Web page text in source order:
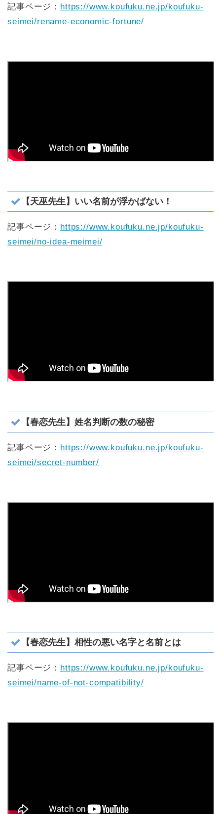
記事ページ： https://www.koufuku.ne.jp/koufuku-
seimei/rename-economic-fortune/
【天巫先生】いい名前が浮かばない！
記事ページ： https://www.koufuku.ne.jp/koufuku-
seimei/no-idea-meimei/
【春恋先生】姓名判断の数の秘密
記事ページ： https://www.koufuku.ne.jp/koufuku-
seimei/secret-number/
【春恋先生】相性の悪い名字と名前とは
記事ページ： https://www.koufuku.ne.jp/koufuku-
seimei/name-of-not-compatibility/